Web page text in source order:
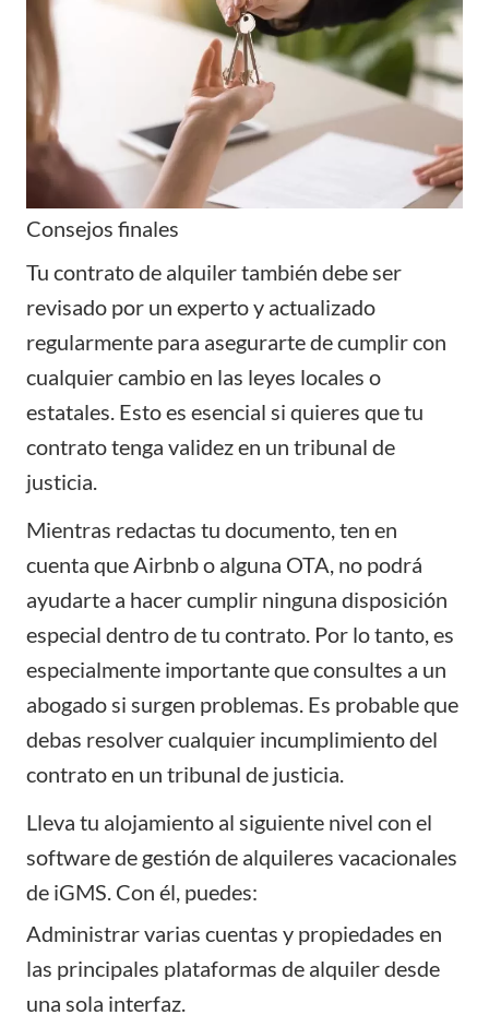
Consejos finales
Tu contrato de alquiler también debe ser
revisado por un experto y actualizado
regularmente para asegurarte de cumplir con
cualquier cambio en las leyes locales o
estatales. Esto es esencial si quieres que tu
contrato tenga validez en un tribunal de
justicia.
Mientras redactas tu documento, ten en
cuenta que Airbnb o alguna OTA, no podrá
ayudarte a hacer cumplir ninguna disposición
especial dentro de tu contrato. Por lo tanto, es
especialmente importante que consultes a un
abogado si surgen problemas. Es probable que
debas resolver cualquier incumplimiento del
contrato en un tribunal de justicia.
Lleva tu alojamiento al siguiente nivel con el
software de gestión de alquileres vacacionales
de iGMS. Con él, puedes:
Administrar varias cuentas y propiedades en
las principales plataformas de alquiler desde
una sola interfaz.